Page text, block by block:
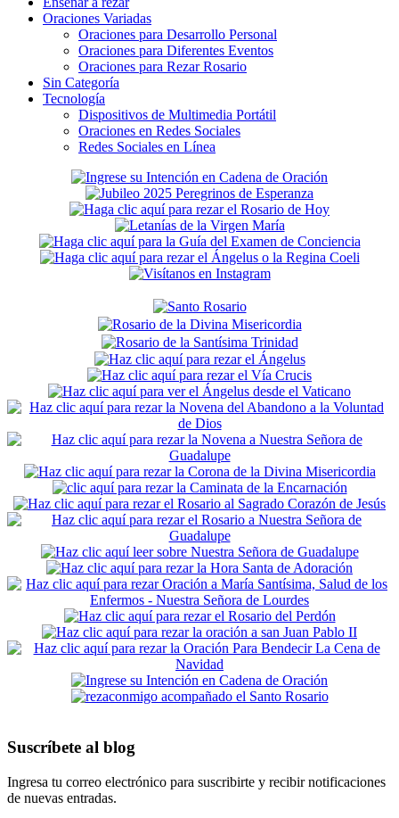
Oraciones Variadas
Oraciones para Desarrollo Personal
Oraciones para Diferentes Eventos
Oraciones para Rezar Rosario
Sin Categoría
Tecnología
Dispositivos de Multimedia Portátil
Oraciones en Redes Sociales
Redes Sociales en Línea
Secondary
Sidebar
Suscríbete al blog
Ingresa tu correo electrónico para suscribirte y recibir notificaciones
de nuevas entradas.